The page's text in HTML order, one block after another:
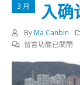
3 月
入确
By Ma Canbin
在
4
留言功能已關閉